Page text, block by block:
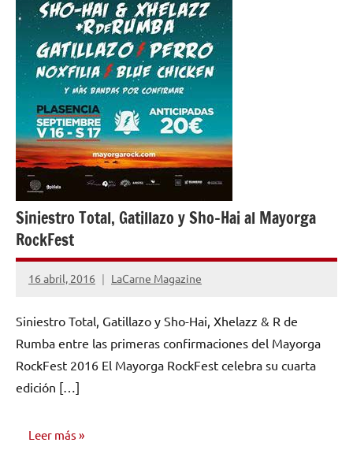
Siniestro Total, Gatillazo y Sho-Hai al Mayorga
RockFest
16 abril, 2016 LaCarne Magazine
1
Siniestro Total, Gatillazo y Sho-Hai, Xhelazz & R de
Rumba entre las primeras confirmaciones del Mayorga
RockFest 2016 El Mayorga RockFest celebra su cuarta
edición […]
Leer más